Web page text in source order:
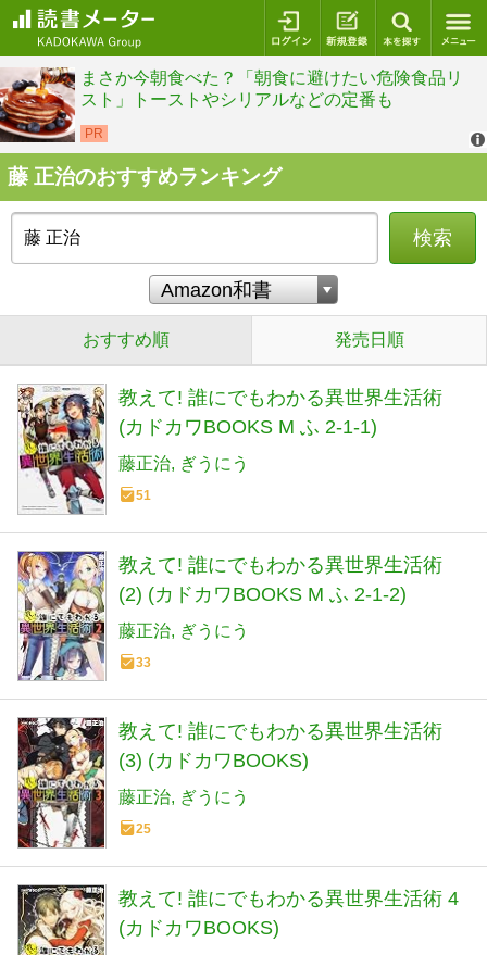
ログイン 新規登録
藤 正治のおすすめランキング
検索
おすすめ順 発売日順
教えて! 誰にでもわかる異世界生活術
(カドカワBOOKS M ふ 2-1-1)
藤正治 ぎうにう
51
教えて! 誰にでもわかる異世界生活術
(2) (カドカワBOOKS M ふ 2-1-2)
藤正治 ぎうにう
33
教えて! 誰にでもわかる異世界生活術
(3) (カドカワBOOKS)
藤正治 ぎうにう
25
教えて! 誰にでもわかる異世界生活術 4
(カドカワBOOKS)